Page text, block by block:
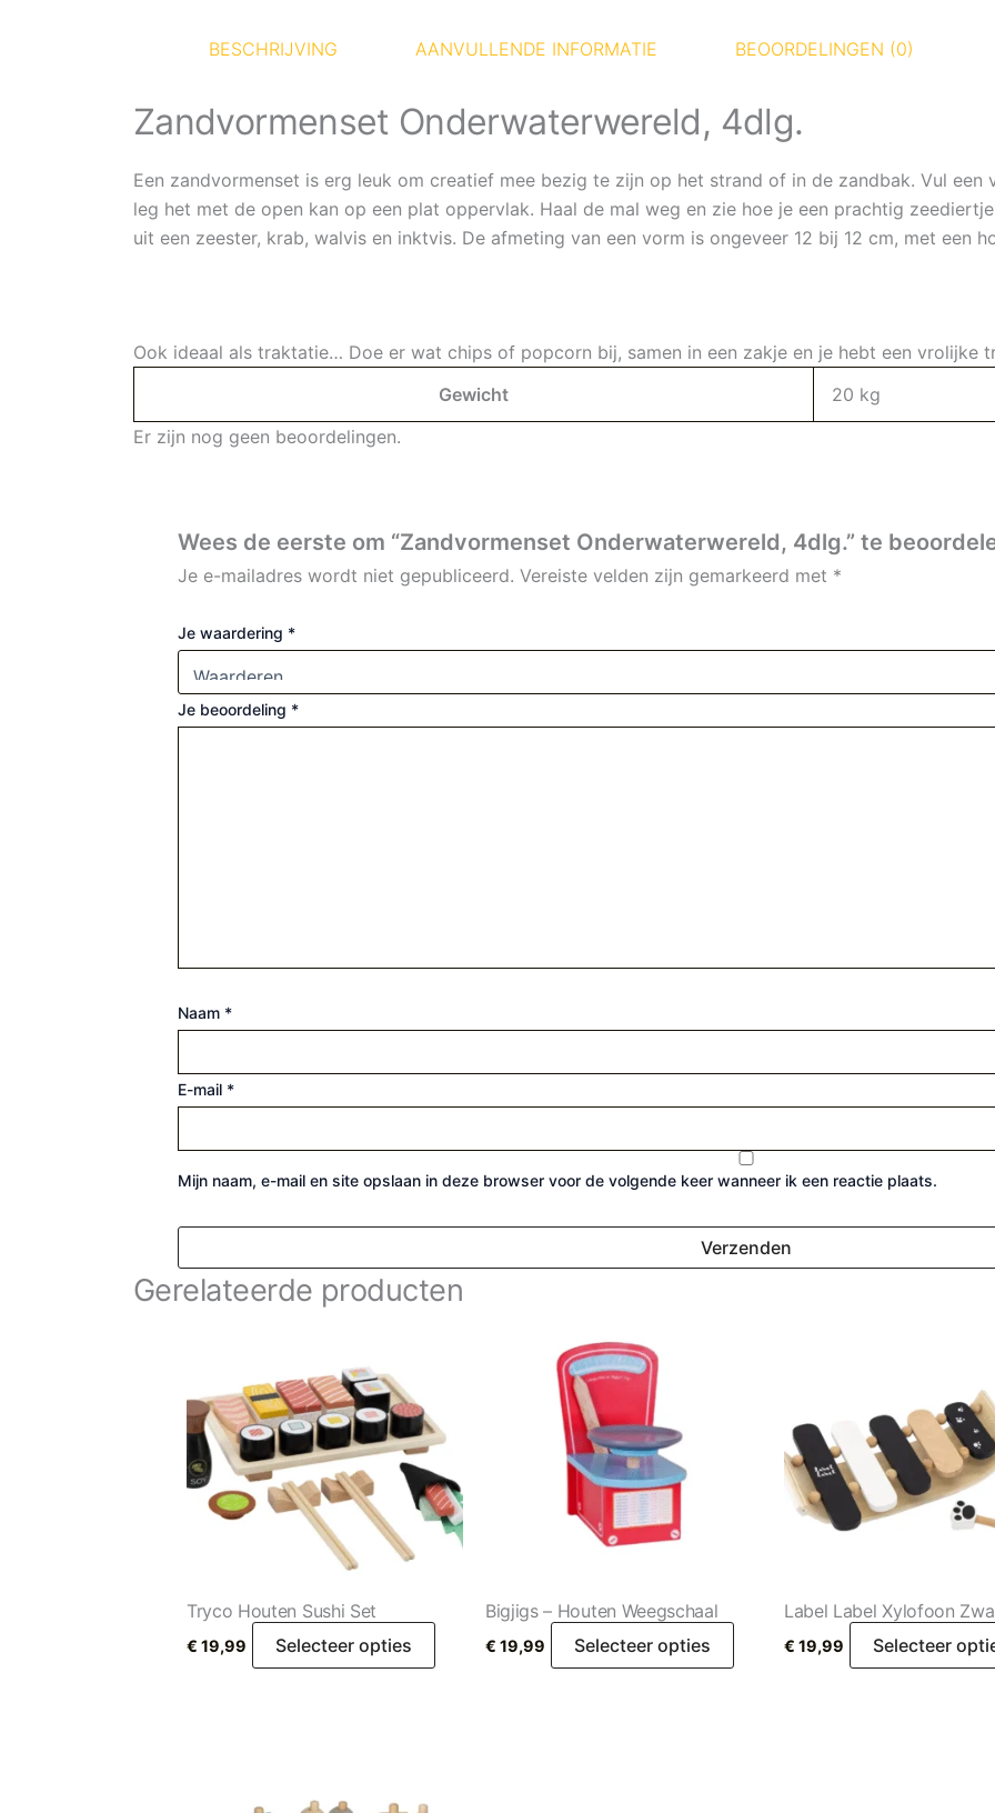
BESCHRIJVING AANVULLENDE INFORMATIE BEOORDELINGEN (0)
Zandvormenset Onderwaterwereld, 4dlg.
Een zandvormenset is erg leuk om creatief mee bezig te zijn op het strand of in de zandbak. Vul een
leg het met de open kan op een plat oppervlak. Haal de mal weg en zie hoe je een prachtig
uit een zeester, krab, walvis en inktvis. De afmeting van een vorm is ongeveer 12 bij 12 cm, met een
Ook ideaal als traktatie… Doe er wat chips of popcorn bij, samen in een zakje en je hebt een vrolijke
Gewicht
20 kg
Er zijn nog geen beoordelingen.
Wees de eerste om “Zandvormenset Onderwaterwereld, 4dlg.” te
Je e-mailadres wordt niet gepubliceerd. Vereiste velden zijn gemarkeerd met *
Je waardering *
Je beoordeling *
Naam *
E-mail *
Mijn naam, e-mail en site opslaan in deze browser voor de volgende keer wanneer ik een reactie plaats.
Gerelateerde producten
Tryco Houten Sushi Set
€ 19,99 Selecteer opties
Bigjigs – Houten Weegschaal
€ 19,99 Selecteer opties
Label Label Xylofoon
€ 19,99 Selecteer